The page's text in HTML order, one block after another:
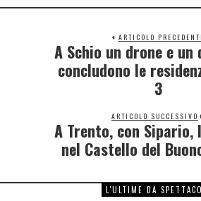
ARTICOLO
A Schio un drone e un
concludono le
3
ARTICOLO SUCCESSIVO
A Trento, con Sipario,
nel Castello del
L'ULTIME DA